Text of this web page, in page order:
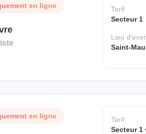
en ligne
Tarif
Secteur 1
Lieu
Saint-
en ligne
Tarif
Secteur 1